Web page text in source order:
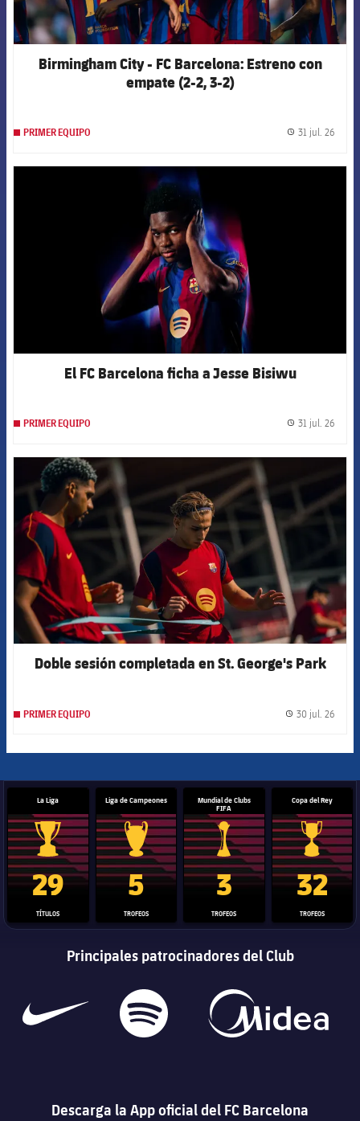
Birmingham City - FC Barcelona: Estreno con
empate (2-2, 3-2)
PRIMER EQUIPO 31 jul. 26
FCB Barcelona badge
El FC Barcelona ficha a Jesse Bisiwu
PRIMER EQUIPO 31 jul. 26
FCB Barcelona badge
Doble sesión completada en St. George's Park
PRIMER EQUIPO 30 jul. 26
La Liga
Trofeo de La Liga
29
TÍTULOS
Liga de Campeones
Trofeo de la Liga de Campeones
5
TROFEOS
Mundial de Clubs
FIFA
Trofeo del Mundial de
3
TROFEOS
Copa del Rey
Copa del
32
TROFEOS
Principales patrocinadores del Club
Descarga la App oficial del FC Barcelona